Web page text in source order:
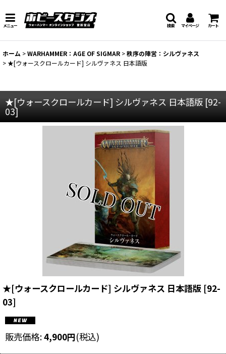
メニュー マイページ カート
検索
ホーム >WARHAMMER：AGE OF SIGMAR >秩序の陣営：シルヴァネス
>★[ウォースクロールカード] シルヴァネス 日本語版
★[ウォースクロールカード] シルヴァネス 日本語版 [92-
03]
★[ウォースクロールカード] シルヴァネス 日本語版 [92-
03]
販売価格:4,900円(税込)